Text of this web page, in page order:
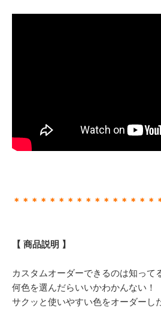
＊＊＊＊＊＊＊＊＊＊＊＊＊＊＊＊
【 商品説明 】
カスタムオーダーできるのは知って
何色を選んだらいいかわかんない！
サクッと使いやすい色をオーダーし